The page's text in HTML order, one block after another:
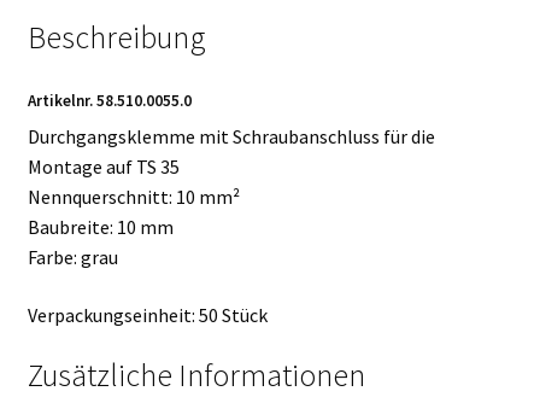
Beschreibung
Artikelnr.58.510.0055.0
Durchgangsklemme mit Schraubanschluss für die
Montage auf TS 35
Nennquerschnitt: 10 mm²
Baubreite: 10 mm
Farbe: grau
Verpackungseinheit: 50 Stück
Zusätzliche Informationen